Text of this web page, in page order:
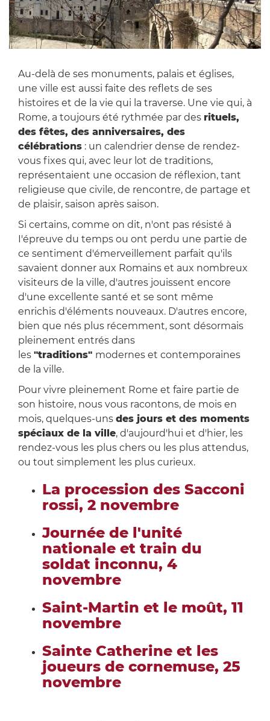
Au-delà de ses monuments, palais et églises,
une ville est aussi faite des reflets de ses
histoires et de la vie qui la traverse. Une vie qui, à
Rome, a toujours été rythmée par des rituels,
des fêtes, des anniversaires, des
célébrations: un calendrier dense de rendez-
vous fixes qui, avec leur lot de traditions,
représentaient une occasion de réflexion, tant
religieuse que civile, de rencontre, de partage et
de plaisir, saison après saison.
Si certains, comme on dit, n'ont pas résisté à
I'épreuve du temps ou ont perdu une partie de
ce sentiment d'émerveillement parfait qu'ils
savaient donner aux Romains et aux nombreux
visiteurs de la ville, d'autres jouissent encore
d'une excellente santé et se sont même
enrichis d'éléments nouveaux. D'autres encore,
bien que nés plus récemment, sont désormais
pleinement entrés dans
les "traditions" modernes et contemporaines
de la ville.
Pour vivre pleinement Rome et faire partie de
son histoire, nous vous racontons, de mois en
mois, quelques-uns des jours et des moments
spéciaux de la ville, d'aujourd'hui et d'hier, les
rendez-vous les plus chers ou les plus attendus,
ou tout simplement les plus curieux.
La procession des Sacconi
rossi, 2 novembre
Journée de l'unité
nationale et train du
soldat inconnu, 4
novembre
Saint-Martin et le moût, 11
novembre
Sainte Catherine et les
joueurs de cornemuse, 25
novembre